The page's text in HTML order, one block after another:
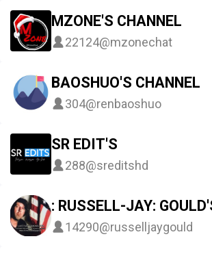
MZONE'S CHANNEL
22124@mzonechat
BAOSHUO'S CHANNEL
304@renbaoshuo
SR EDIT'S
288@sreditshd
: RUSSELL-JAY:
14290@russelljaygould